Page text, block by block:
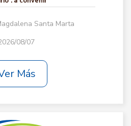
Santa Marta
08/07
Más